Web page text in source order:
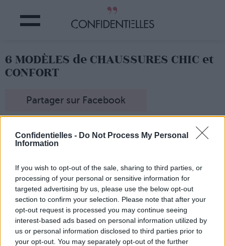
Confidentielles - Do Not Process My Personal
Information
If you wish to opt-out of the sale, sharing to third parties, or
processing of your personal or sensitive information for
targeted advertising by us, please use the below opt-out
section to confirm your selection. Please note that after your
opt-out request is processed you may continue seeing
interest-based ads based on personal information utilized by
us or personal information disclosed to third parties prior to
your opt-out. You may separately opt-out of the further
6 MODÈLES de CHAUSSURES CHIC et
CONFORT
Partager sur Facebook